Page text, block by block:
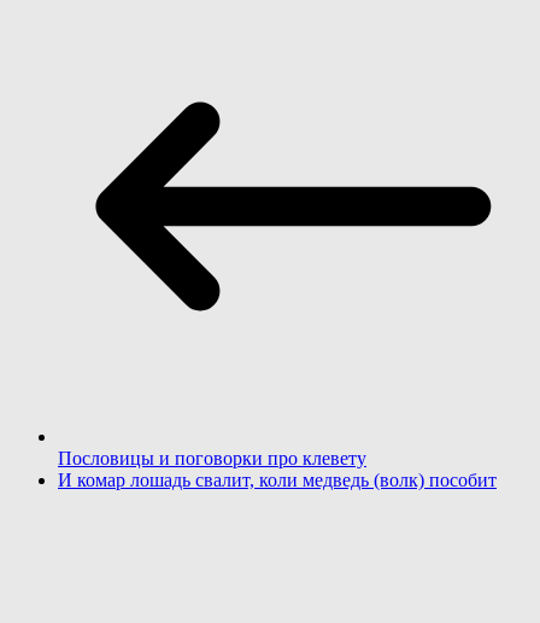
Пословицы и поговорки про клевету
И комар лошадь свалит, коли медведь (волк) пособит